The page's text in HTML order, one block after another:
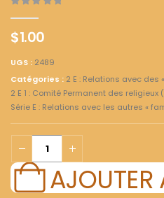
$1.00
UGS : 2489
Catégories : 2 E : Relations avec
2 E 1 : Comité Permanent des religieux (
Série E : Relations avec les autres «
AJOUTER